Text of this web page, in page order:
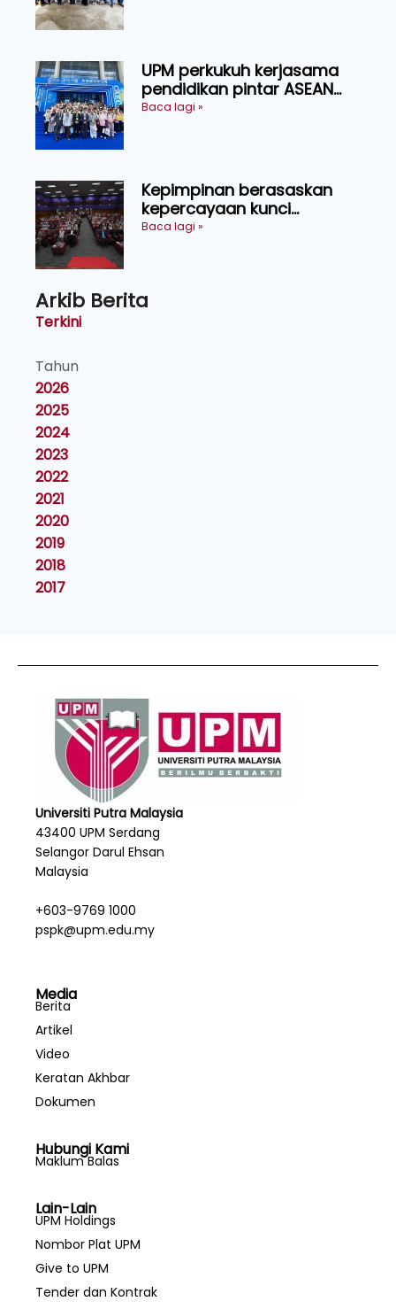
UPM perkukuh kerjasama
pendidikan pintar ASEAN
menerusi lawatan rasmi ke
Baca lagi »
Kepimpinan berasaskan
kepercayaan kunci
kecemerlangan institusi -
Baca lagi »
Arkib Berita
Terkini
Tahun
2026
2025
2024
2023
2022
2021
2020
2019
2018
2017
Universiti Putra Malaysia
43400 UPM Serdang
Selangor Darul Ehsan
Malaysia
+603-9769 1000
pspk@upm.edu.my
Media
Berita
Artikel
Video
Keratan Akhbar
Dokumen
Hubungi Kami
Maklum Balas
Lain-Lain
UPM Holdings
Nombor Plat UPM
Give to UPM
Tender dan Kontrak